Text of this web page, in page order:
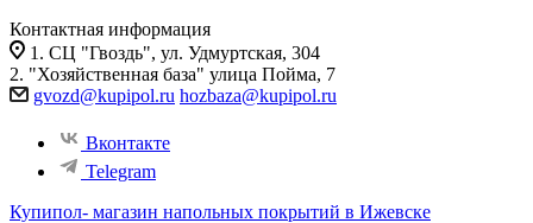
Контактная информация
1. СЦ "Гвоздь", ул. Удмуртская, 304
2. "Хозяйственная база" улица Пойма, 7
gvozd@kupipol.ru hozbaza@kupipol.ru
Вконтакте
Telegram
Купипол- магазин напольных покрытий в Ижевске